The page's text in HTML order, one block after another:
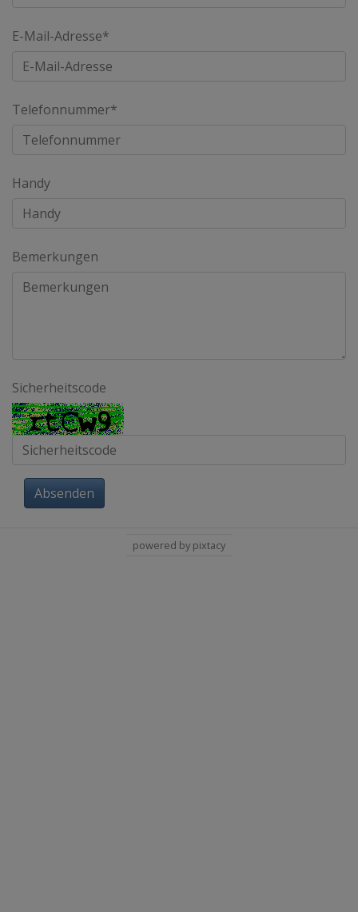
E-Mail-Adresse*
Telefonnummer*
Handy
Bemerkungen
Sicherheitscode
Absenden
powered by pixtacy